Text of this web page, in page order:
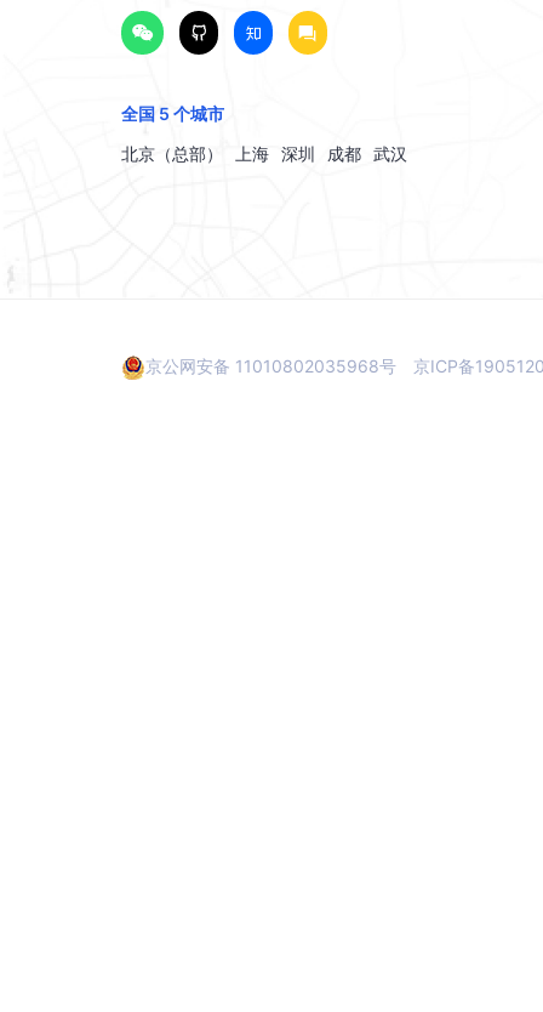
全国 5 个城市
北京（总部）
上海 深圳 成都 武汉
京公网安备 11010802035968号 京ICP备